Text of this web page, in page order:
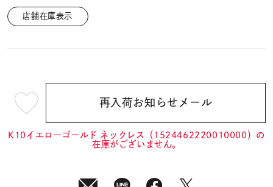
店舗在庫表示
¥25,300 (tax
in)
再入荷お知らせメール
K10イエローゴールド ネックレス（1524462220010000）の
在庫がございません。